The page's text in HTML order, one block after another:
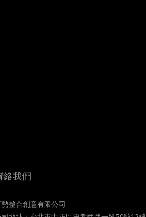
絡我們
整合創意有限公司